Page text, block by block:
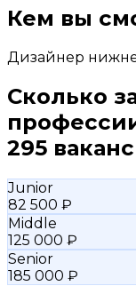
Кем вы
Дизайнер
Сколько
295
Junior
82 500 ₽
Middle
125 000 ₽
Senior
185 000 ₽